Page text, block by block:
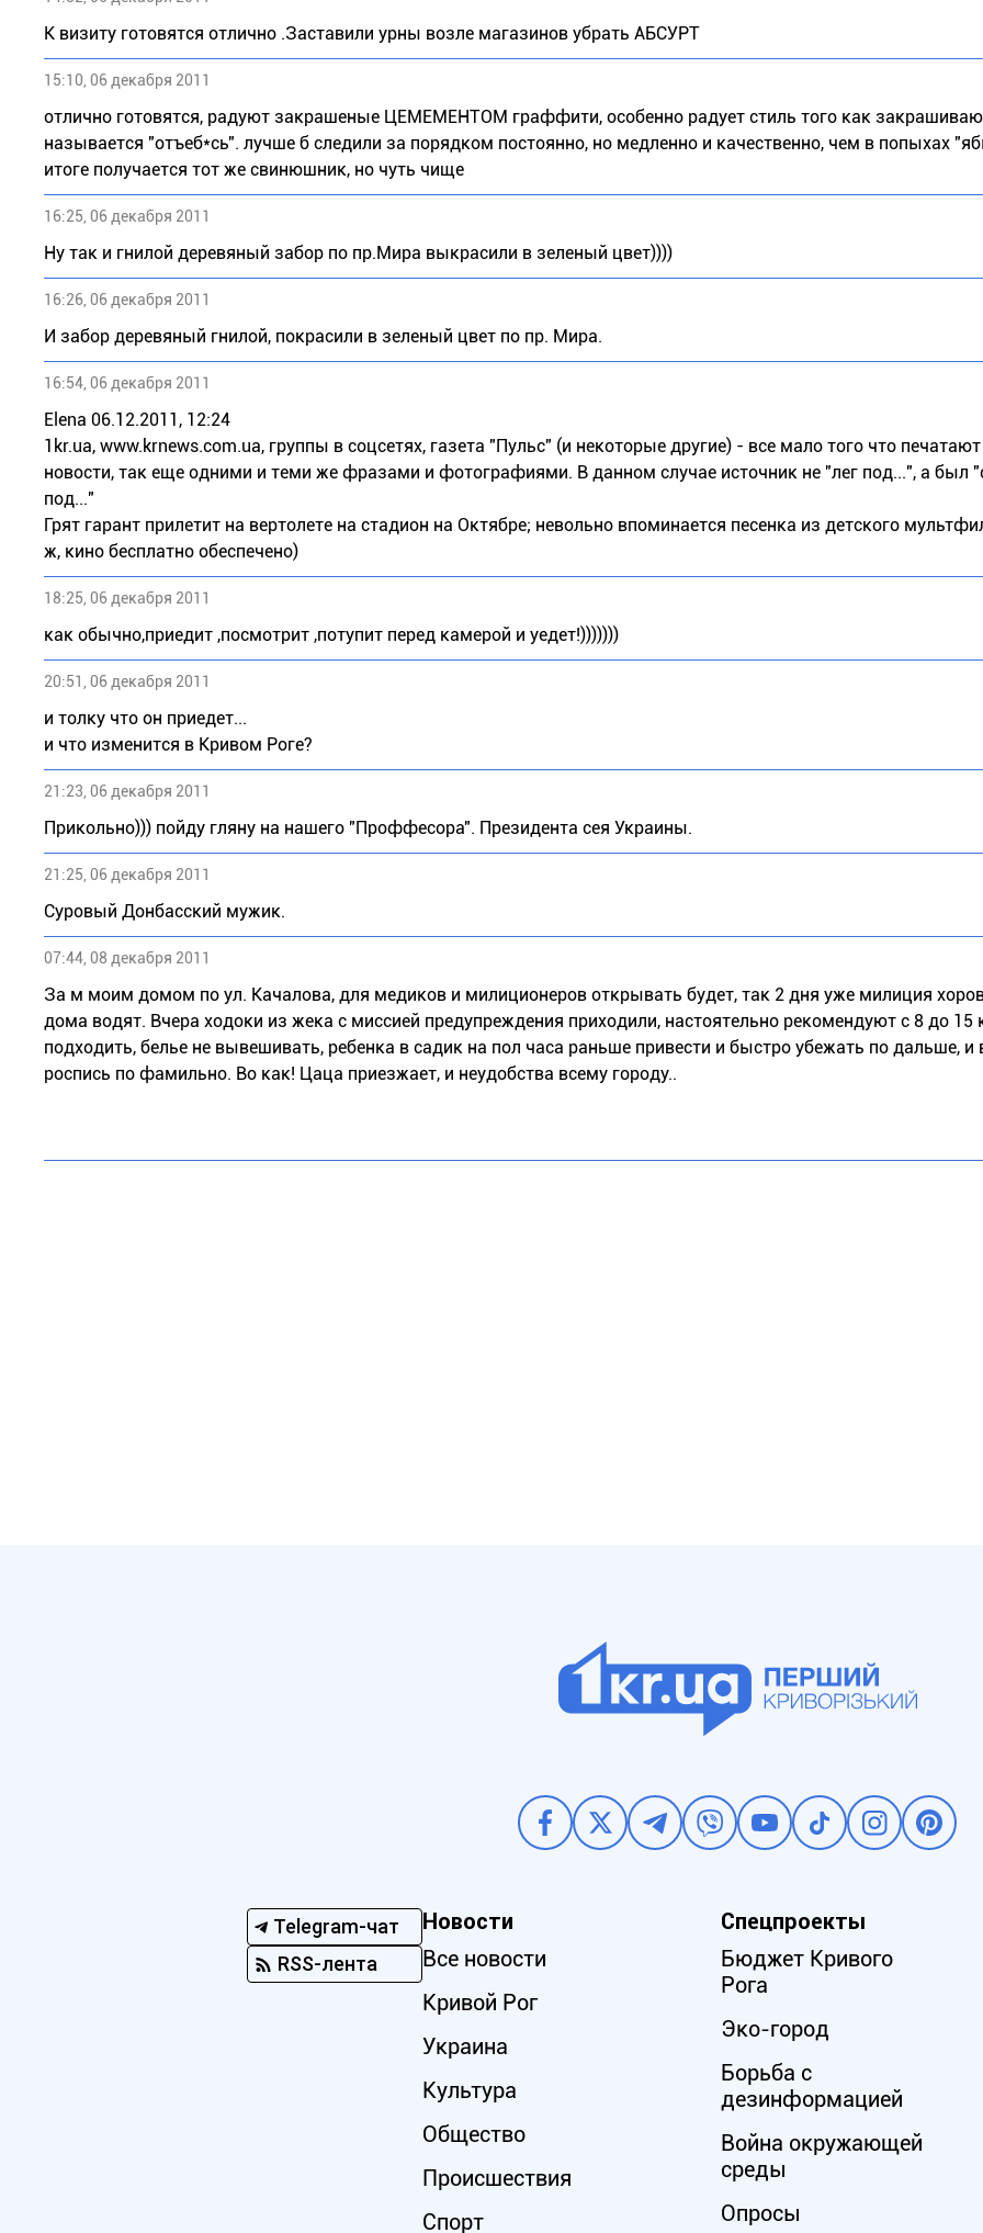
К визиту готовятся отлично .Заставили урны возле магазинов убрать АБСУРТ
15:10, 06 декабря 2011
отлично готовятся, радуют закрашеные ЦЕМЕМЕНТОМ граффити, особенно радует стиль того как
называется "отъеб*сь". лучше б следили за порядком постоянно, но медленно и качественно, чем в попыхах
итоге получается тот же свинюшник, но чуть чище
16:25, 06 декабря 2011
Ну так и гнилой деревяный забор по пр.Мира выкрасили в зеленый цвет))))
16:26, 06 декабря 2011
И забор деревяный гнилой, покрасили в зеленый цвет по пр. Мира.
16:54, 06 декабря 2011
Elena 06.12.2011, 12:24
1kr.ua, www.krnews.com.ua, группы в соцсетях, газета "Пульс" (и некоторые другие) - все мало того что
новости, так еще одними и теми же фразами и фотографиями. В данном случае источник не "лег под...", а был
под..."
Грят гарант прилетит на вертолете на стадион на Октябре; невольно впоминается песенка из детского
ж, кино бесплатно обеспечено)
18:25, 06 декабря 2011
как обычно,приедит ,посмотрит ,потупит перед камерой и уедет!)))))))
20:51, 06 декабря 2011
и толку что он приедет...
и что изменится в Кривом Роге?
21:23, 06 декабря 2011
Прикольно))) пойду гляну на нашего "Проффесора". Президента сея Украины.
21:25, 06 декабря 2011
Суровый Донбасский мужик.
07:44, 08 декабря 2011
За м моим домом по ул. Качалова, для медиков и милиционеров открывать будет, так 2 дня уже милиция
дома водят. Вчера ходоки из жека с миссией предупреждения приходили, настоятельно рекомендуют с 8 до 15
подходить, белье не вывешивать, ребенка в садик на пол часа раньше привести и быстро убежать по дальше, и
роспись по фамильно. Во как! Цаца приезжает, и неудобства всему городу..
Telegram-чат
RSS-лента
Новости
Все новости
Кривой Рог
Украина
Культура
Общество
Происшествия
Спорт
Спецпроекты
Бюджет Кривого
Рога
Эко-город
Борьба с
дезинформацией
Война окружающей
среды
Опросы